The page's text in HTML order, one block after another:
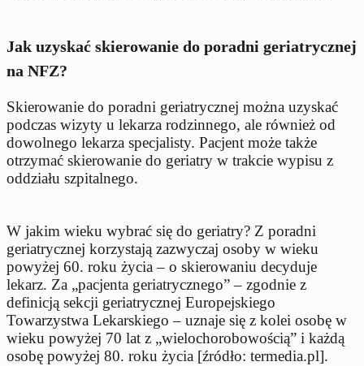
Jak uzyskać skierowanie do poradni geriatrycznej
na NFZ?
Skierowanie do poradni geriatrycznej można uzyskać
podczas wizyty u lekarza rodzinnego, ale również od
dowolnego lekarza specjalisty. Pacjent może także
otrzymać skierowanie do geriatry w trakcie wypisu z
oddziału szpitalnego.
W jakim wieku wybrać się do geriatry? Z poradni
geriatrycznej korzystają zazwyczaj osoby w wieku
powyżej 60. roku życia – o skierowaniu decyduje
lekarz. Za „pacjenta geriatrycznego” – zgodnie z
definicją sekcji geriatrycznej Europejskiego
Towarzystwa Lekarskiego – uznaje się z kolei osobę w
wieku powyżej 70 lat z „wielochorobowością” i każdą
osobę powyżej 80. roku życia [źródło: termedia.pl].